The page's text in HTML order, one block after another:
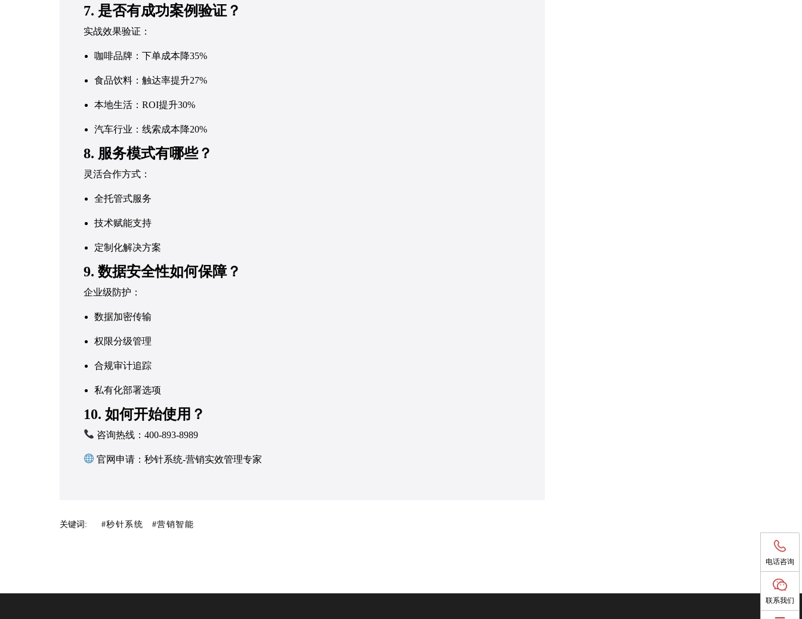
7. 是否有成功案例验证？
实战效果验证：
咖啡品牌：下单成本降35%
食品饮料：触达率提升27%
本地生活：ROI提升30%
汽车行业：线索成本降20%
8. 服务模式有哪些？
灵活合作方式：
全托管式服务
技术赋能支持
定制化解决方案
9. 数据安全性如何保障？
企业级防护：
数据加密传输
权限分级管理
合规审计追踪
私有化部署选项
10. 如何开始使用？
咨询热线：400-893-8989
官网申请：秒针系统-营销实效管理专家
关键词: #秒针系统 #营销智能
电话咨询
联系我们
电话咨询
联系我们